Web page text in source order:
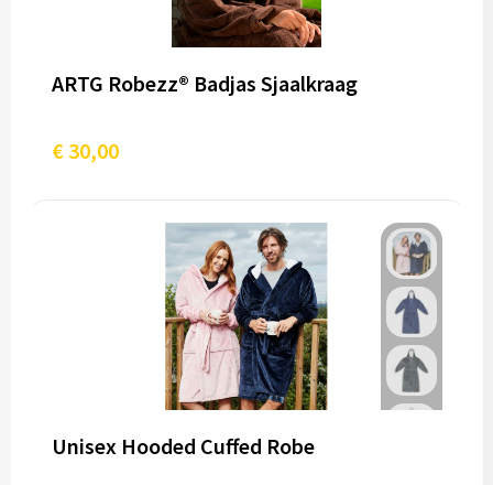
ARTG Robezz® Badjas Sjaalkraag
€ 30,00
Unisex Hooded Cuffed Robe